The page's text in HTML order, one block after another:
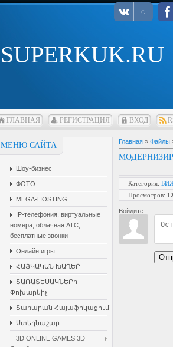
SUPERKUK.RU
ГЛАВНАЯ РЕГИСТРАЦИЯ ВХОД
МЕНЮ САЙТА
Шоу-бизнес
ФОТО
MEGA-HOSTING
IP-телефония, виртуальные
номера, облачная АТС,
бесплатные звонки
Онлайн игры
ՀԱՅԿԱԿԱՆ ԽԱՂԵՐ
ՏԱՌԱՏԵՍԱԿՆԵՐի
Փոխարկիչ
Տառարան Հայաֆիկացում
Ստեղնաշար
3D ONLINE GAMES 3D
Главная » Файлы
Категория:
Просмотров:
Войдите: